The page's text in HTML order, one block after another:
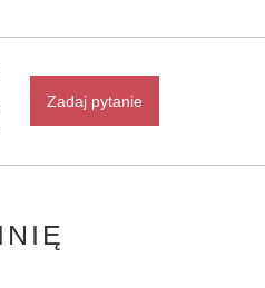
Zadaj pytanie